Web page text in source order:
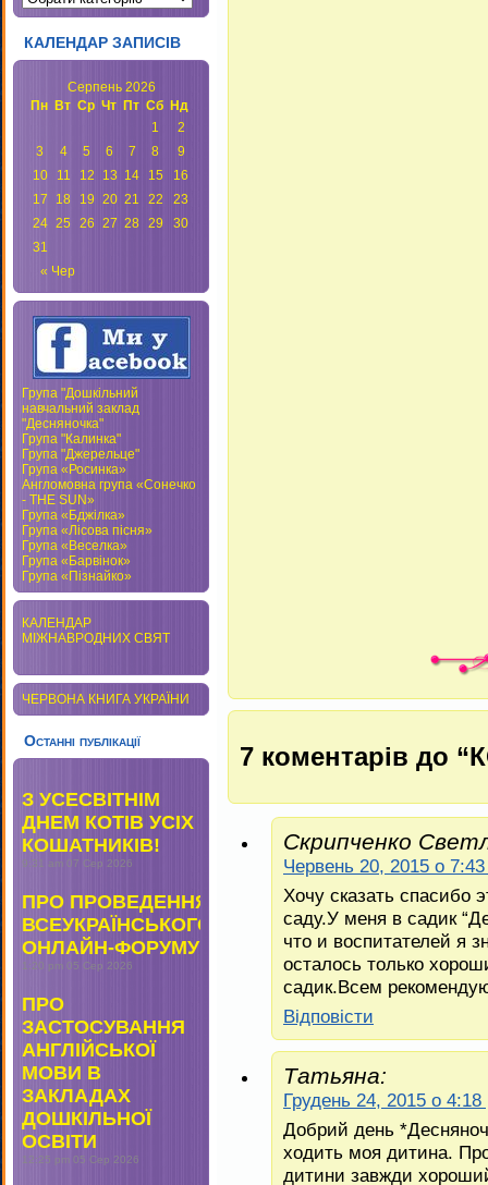
КАЛЕНДАР ЗАПИСІВ
Серпень 2026
Пн
Вт Ср Чт Пт Сб Нд
« Чер
1
2
3
4 5 6 7 8
9
10
11 12 13 14 15
16
17
18 19 20 21 22
23
24 25 26 27 28 29
30
31
Група "Дошкільний
навчальний заклад
"Десняночка"
Група "Калинка"
Група "Джерельце"
Група «Росинка»
Англомовна група «Сонечко
- THE SUN»
Група «Бджілка»
Група «Лісова пісня»
Група «Веселка»
Група «Барвінок»
Група «Пізнайко»
КАЛЕНДАР
МІЖНАВРОДНИХ СВЯТ
ЧЕРВОНА КНИГА УКРАЇНИ
Останні публікації
З УСЕСВІТНІМ
ДНЕМ КОТІВ УСІХ
КОШАТНИКІВ!
9:31 am 07 Сер 2026
ПРО ПРОВЕДЕННЯ
ВСЕУКРАЇНСЬКОГО
ОНЛАЙН-ФОРУМУ
1:20 pm 05 Сер 2026
ПРО
ЗАСТОСУВАННЯ
АНГЛІЙСЬКОЇ
МОВИ В
ЗАКЛАДАХ
ДОШКІЛЬНОЇ
ОСВІТИ
12:25 pm 05 Сер 2026
7 коментарів до
Скрипченко
Червень 20, 2015 о
Хочу сказать спасибо
саду.У меня в садик
что и воспитателей я
осталось только
садик.Всем
Відповіcти
Татьяна:
Грудень 24, 2015 о 4:18
Добрий день
ходить моя дитина.
дитини завжди